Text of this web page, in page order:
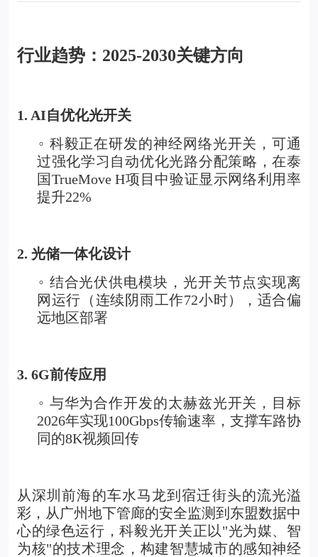
行业趋势：2025-2030关键方向
1. AI自优化光开关
◦ 科毅正在研发的神经网络光开关，可通
过强化学习自动优化光路分配策略，在泰
国TrueMove H项目中验证显示网络利用率
提升22%
2. 光储一体化设计
◦ 结合光伏供电模块，光开关节点实现离
网运行（连续阴雨工作72小时），适合偏
远地区部署
3. 6G前传应用
◦ 与华为合作开发的太赫兹光开关，目标
2026年实现100Gbps传输速率，支撑车路协
同的8K视频回传
从深圳前海的车水马龙到宿迁街头的流光溢
彩，从广州地下管廊的安全监测到东盟数据中
心的绿色运行，科毅光开关正以"光为媒、智
为核"的技术理念，构建智慧城市的感知神经